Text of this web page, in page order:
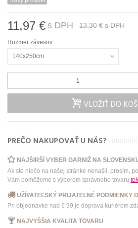
11,97 € s DPH 13,30 € s DPH
Rozmer závesov
140x250cm
VLOŽIŤ DO
PREČO NAKUPOVAŤ U NÁS?
NAJŠIRŠÍ VYBER GARNIŽ NA
Ak ste niečo na našej stránke nenašli, prosím,
Vám pomôžeme s výberom správneho tovaru
UŽÍVATEĽSKÝ PRIJATEĽNÉ PODMIENKY
Pri objednávke nad € 99 je doprava kuriérom
NAJVYŠŠIA KVALITA TOVARU